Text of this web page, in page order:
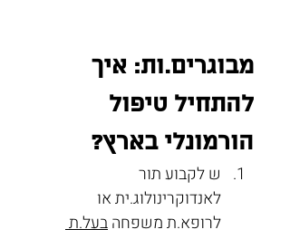
מבוגרים.ות: איך
להתחיל טיפול
הורמונלי בארץ?
ש לקבוע תור
לאנדוקרינולוג.ית או
לרופא.ת משפחה בעל.ת